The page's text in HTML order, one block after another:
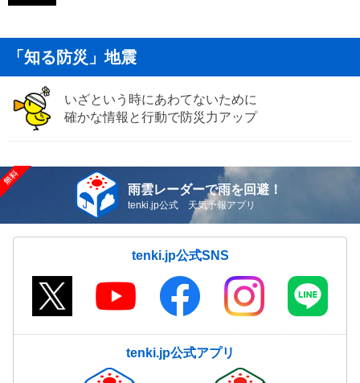
「知る防災」地震
いざという時にあわてないために
確かな情報と行動で防災力アップ
雨雲レーダーで雨を回避！
tenki.jp公式 天気予報アプリ
tenki.jp公式SNS
tenki.jp公式アプリ